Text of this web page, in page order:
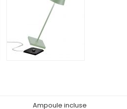
Ampoule incluse